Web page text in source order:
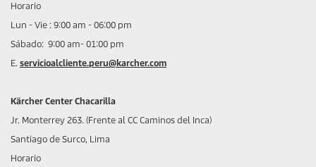
Horario
Lun - Vie : 9:00 am - 06:00 pm
Sábado: 9:00 am- 01:00 pm
E. servicioalcliente.peru@karcher.com
Kärcher Center Chacarilla
Jr. Monterrey 263. (Frente al CC Caminos del Inca)
Santiago de Surco, Lima
Horario